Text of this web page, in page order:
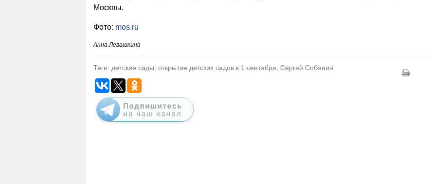
Москвы.
Фото: mos.ru
Анна Левашкина
Теги: детские сады, открытие детских садов к 1 сентября, Сергей Собянин